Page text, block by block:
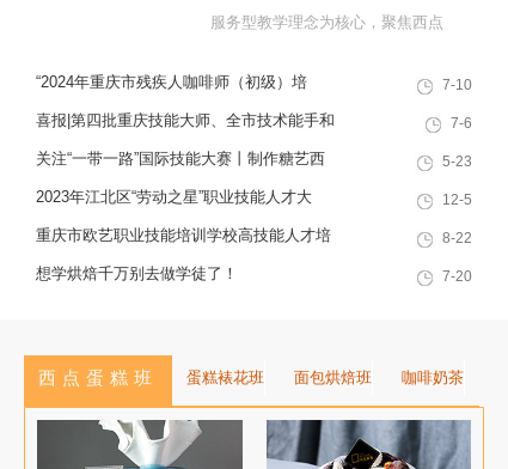
服务型教学理念为核心，聚焦西点
十余载，致力于培养兼具社会责任
感与创新思维的复合型行业高技能
人才，是集技能培训、证书认定、
“2024年重庆市残疾人咖啡师（初级）培
训”职业技能提升计划活动
7-10
喜报|第四批重庆技能大师、全市技术能手和
巴渝青年技能之星名单出炉，重庆欧艺职业
技能培训学校技能人才榜上有名！
7-6
关注“一带一路”国际技能大赛丨制作糖艺西
点，看手艺更考验审美
5-23
2023年江北区“劳动之星”职业技能人才大
赛，我校选手荣获互联网营销师第一名
12-5
重庆市欧艺职业技能培训学校高技能人才培
训基地建设专家指导会会议简报
8-22
想学烘焙千万别去做学徒了！ 7-20
西点蛋糕班 蛋糕裱花班 面包烘焙班 咖啡奶茶